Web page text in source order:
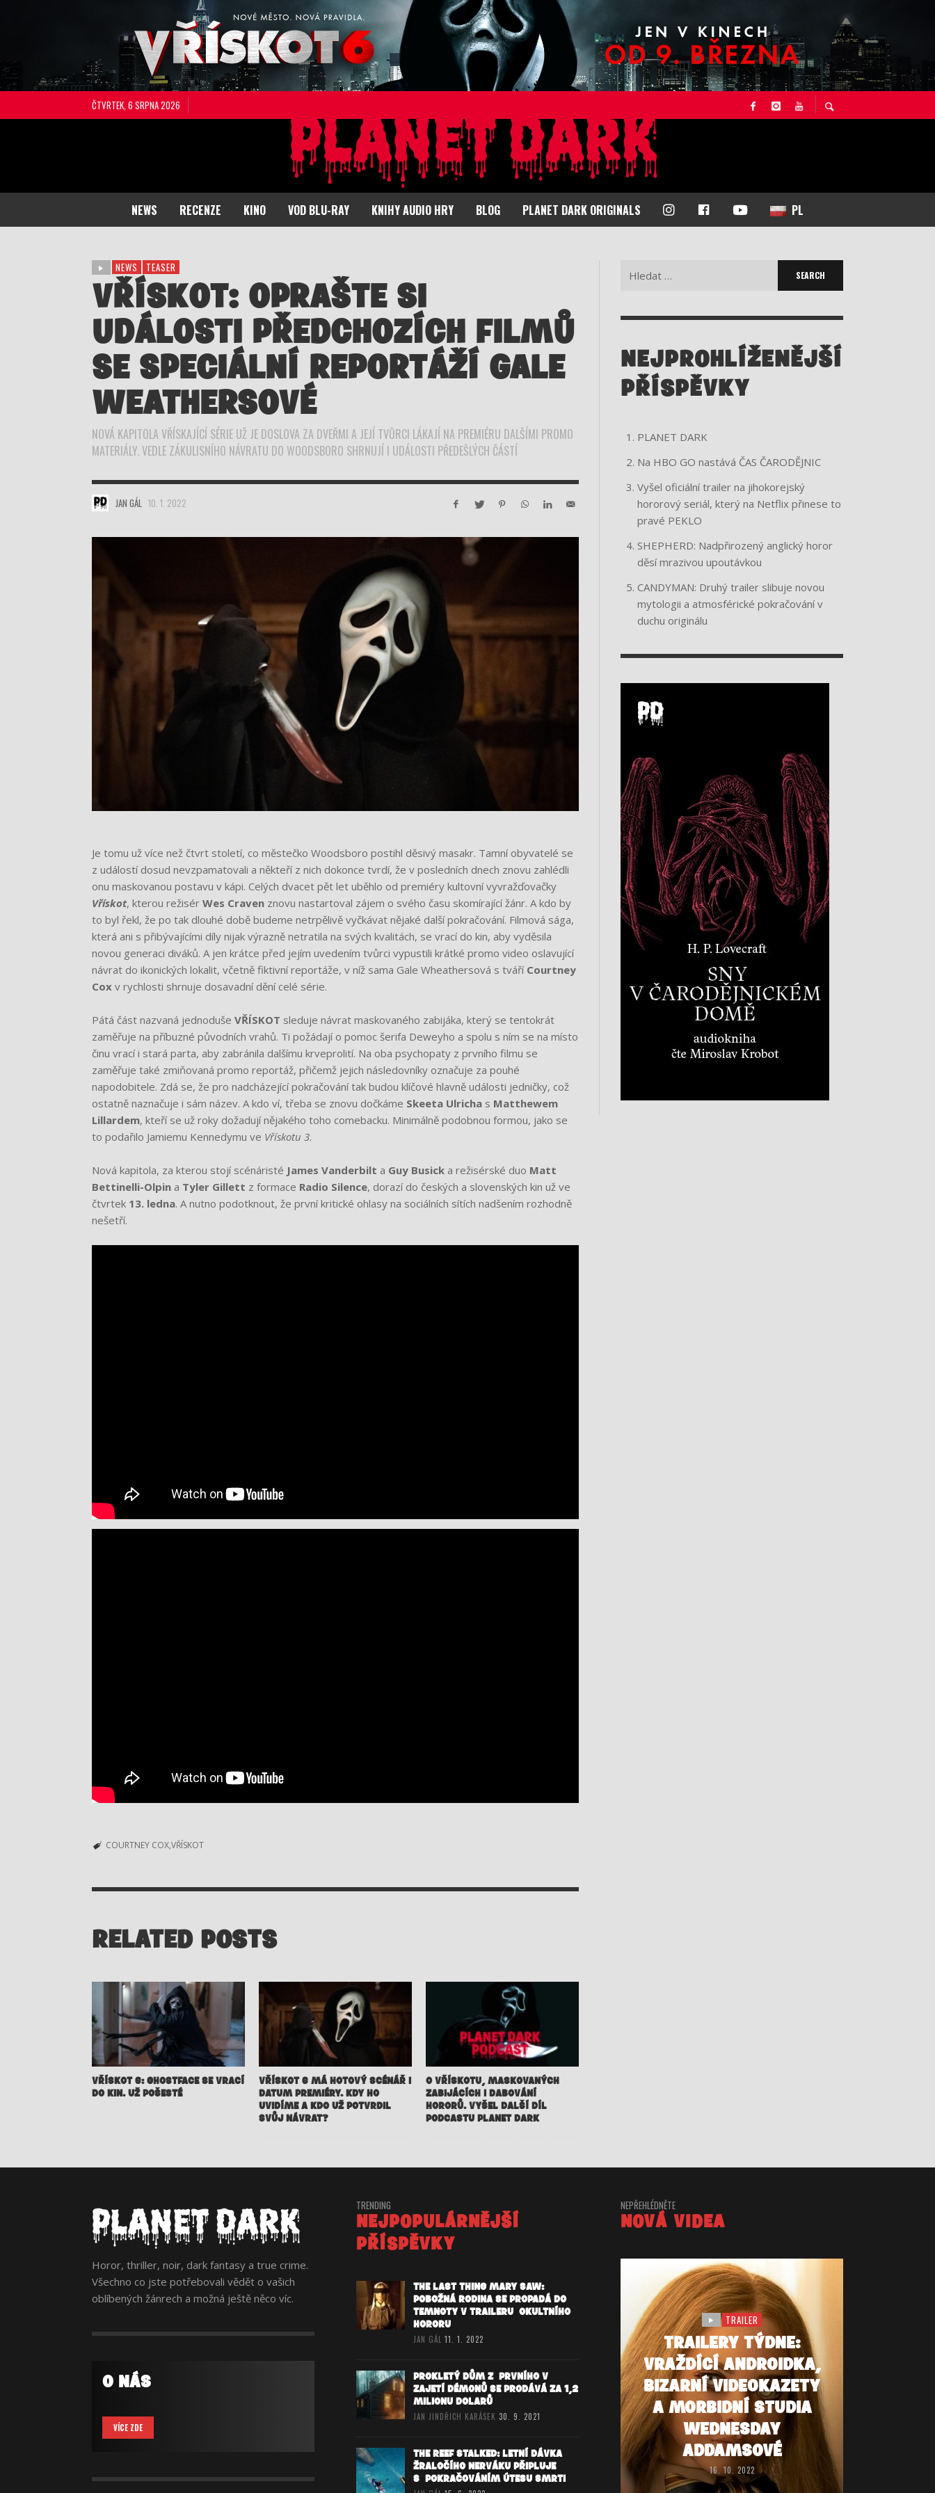
ČTVRTEK, 6 SRPNA 2026
NEWS RECENZE KINO VOD BLU-RAY KNIHY AUDIO HRY BLOG PLANET DARK ORIGINALS
I
N
A
Y
O
PL
NEWS TEASER
VŘÍSKOT: OPRAŠTE SI
UDÁLOSTI PŘEDCHOZÍCH FILMŮ
SE SPECIÁLNÍ REPORTÁŽÍ GALE
WEATHERSOVÉ
NOVÁ KAPITOLA VŘÍSKAJÍCÍ SÉRIE UŽ JE DOSLOVA ZA DVEŘMI A JEJÍ TVŮRCI LÁKAJÍ NA PREMIÉRU DALŠÍMI PROMO
MATERIÁLY. VEDLE ZÁKULISNÍHO NÁVRATU DO WOODSBORO SHRNUJÍ I UDÁLOSTI PŘEDEŠLÝCH ČÁSTÍ
JAN GÁL 10. 1. 2022
Je tomu už více než čtvrt století, co městečko Woodsboro postihl děsivý masakr. Tamní obyvatelé se
z událostí dosud nevzpamatovali a někteří z nich dokonce tvrdí, že v posledních dnech znovu zahlédli
onu maskovanou postavu v kápi. Celých dvacet pět let uběhlo od premiéry kultovní vyvražďovačky
Vřískot, kterou režisér Wes Craven znovu nastartoval zájem o svého času skomírající žánr. A kdo by
to byl řekl, že po tak dlouhé době budeme netrpělivě vyčkávat nějaké další pokračování. Filmová sága,
která ani s přibývajícími díly nijak výrazně netratila na svých kvalitách, se vrací do kin, aby vyděsila
novou generaci diváků. A jen krátce před jejím uvedením tvůrci vypustili krátké promo video oslavující
návrat do ikonických lokalit, včetně fiktivní reportáže, v níž sama Gale Wheathersová s tváří Courtney
Cox v rychlosti shrnuje dosavadní dění celé série.
Pátá část nazvaná jednoduše VŘÍSKOT sleduje návrat maskovaného zabijáka, který se tentokrát
zaměřuje na příbuzné původních vrahů. Ti požádají o pomoc šerifa Deweyho a spolu s ním se na místo
činu vrací i stará parta, aby zabránila dalšímu krveprolití. Na oba psychopaty z prvního filmu se
zaměřuje také zmiňovaná promo reportáž, přičemž jejich následovníky označuje za pouhé
napodobitele. Zdá se, že pro nadcházející pokračování tak budou klíčové hlavně události jedničky, což
ostatně naznačuje i sám název. A kdo ví, třeba se znovu dočkáme Skeeta Ulricha s Matthewem
Lillardem, kteří se už roky dožadují nějakého toho comebacku. Minimálně podobnou formou, jako se
to podařilo Jamiemu Kennedymu ve Vřískotu 3.
Nová kapitola, za kterou stojí scénáristé James Vanderbilt a Guy Busick a režisérské duo Matt
Bettinelli-Olpin a Tyler Gillett z formace Radio Silence, dorazí do českých a slovenských kin už ve
čtvrtek 13. ledna. A nutno podotknout, že první kritické ohlasy na sociálních sítích nadšením rozhodně
nešetří.
COURTNEY COXVŘÍSKOT
RELATED POSTS
VŘÍSKOT 6: GHOSTFACE SE VRACÍ
DO KIN. UŽ POŠESTÉ
VŘÍSKOT 6 MÁ HOTOVÝ SCÉNÁŘ I
DATUM PREMIÉRY. KDY HO
UVIDÍME A KDO UŽ POTVRDIL
SVŮJ NÁVRAT?
O VŘÍSKOTU, MASKOVANÝCH
ZABIJÁCÍCH I DABOVÁNÍ
HORORŮ. VYŠEL DALŠÍ DÍL
PODCASTU PLANET DARK
NEJPROHLÍŽENĚJŠÍ
PŘÍSPĚVKY
PLANET DARK
Na HBO GO nastává ČAS ČARODĚJNIC
Vyšel oficiální trailer na jihokorejský
hororový seriál, který na Netflix přinese to
pravé PEKLO
SHEPHERD: Nadpřirozený anglický horor
děsí mrazivou upoutávkou
CANDYMAN: Druhý trailer slibuje novou
mytologii a atmosférické pokračování v
duchu originálu
Horor, thriller, noir, dark fantasy a true crime.
Všechno co jste potřebovali vědět o vašich
oblíbených žánrech a možná ještě něco víc.
O NÁS
VÍCE ZDE
TRENDING
NEJPOPULÁRNĚJŠÍ
PŘÍSPĚVKY
THE LAST THING MARY SAW:
POBOŽNÁ RODINA SE PROPADÁ DO
TEMNOTY V TRAILERU OKULTNÍHO
HORORU
JAN GÁL 11. 1. 2022
PROKLETÝ DŮM Z PRVNÍHO V
ZAJETÍ DÉMONŮ SE PRODÁVÁ ZA 1,2
MILIONU DOLARŮ
JAN JINDŘICH KARÁSEK 30. 9. 2021
THE REEF STALKED: LETNÍ DÁVKA
ŽRALOČÍHO NERVÁKU PŘIPLUJE
S POKRAČOVÁNÍM ÚTESU SMRTI
NEPŘEHLÉDNĚTE
NOVÁ VIDEA
TRAILER
TRAILERY TÝDNE:
VRAŽDÍCÍ ANDROIDKA,
BIZARNÍ VIDEOKAZETY
A MORBIDNÍ STUDIA
WEDNESDAY
ADDAMSOVÉ
16. 10. 2022